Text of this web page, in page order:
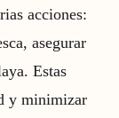
acciones:
asegurar
Estas
y minimizar